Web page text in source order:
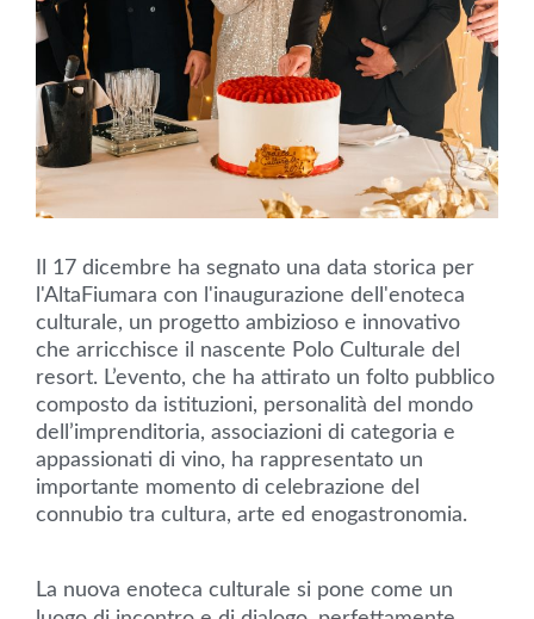
Il 17 dicembre ha segnato una data storica per
l'AltaFiumara con l'inaugurazione dell'enoteca
culturale, un progetto ambizioso e innovativo
che arricchisce il nascente Polo Culturale del
resort. L’evento, che ha attirato un folto pubblico
composto da istituzioni, personalità del mondo
dell’imprenditoria, associazioni di categoria e
appassionati di vino, ha rappresentato un
importante momento di celebrazione del
connubio tra cultura, arte ed enogastronomia.
La nuova enoteca culturale si pone come un